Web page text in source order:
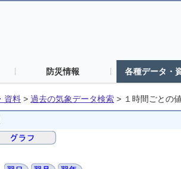
防災情報 各種データ・
資料 > 過去の気象データ検索 > １時間ごとの